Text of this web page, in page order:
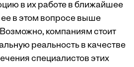
в их работе в ближайшее
ее в этом вопросе выше
компаниям стоит
реальность в качестве
специалистов этих